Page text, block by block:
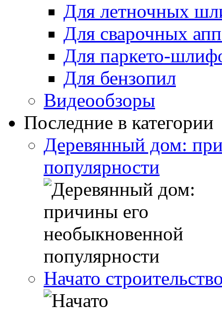
Для летночных
Для сварочных
Для паркето-
Для бензопил
Видеообзоры
Последние в категории
Деревянный дом:
популярности
Начато